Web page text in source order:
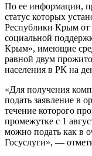
По ее информации,
статус которых
Республики Крым от
социальной
Крым», имеющие
равной двум
населения в РК на
«Для получения
подать заявление в
течение которого
промежутке с 1
можно подать как в
Госуслуги», —